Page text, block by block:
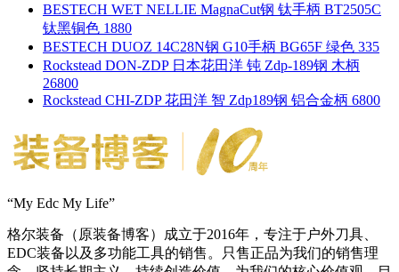
BESTECH WET NELLIE MagnaCut钢 钛手柄 BT2505C
钛黑铜色 1880
BESTECH DUOZ 14C28N钢 G10手柄 BG65F 绿色 335
Rockstead DON-ZDP 日本花田洋 钝 Zdp-189钢 木柄
26800
Rockstead CHI-ZDP 花田洋 智 Zdp189钢 铝合金柄 6800
“My Edc My Life”
格尔装备（原装备博客）成立于2016年，专注于户外刀具、
EDC装备以及多功能工具的销售。只售正品为我们的销售理